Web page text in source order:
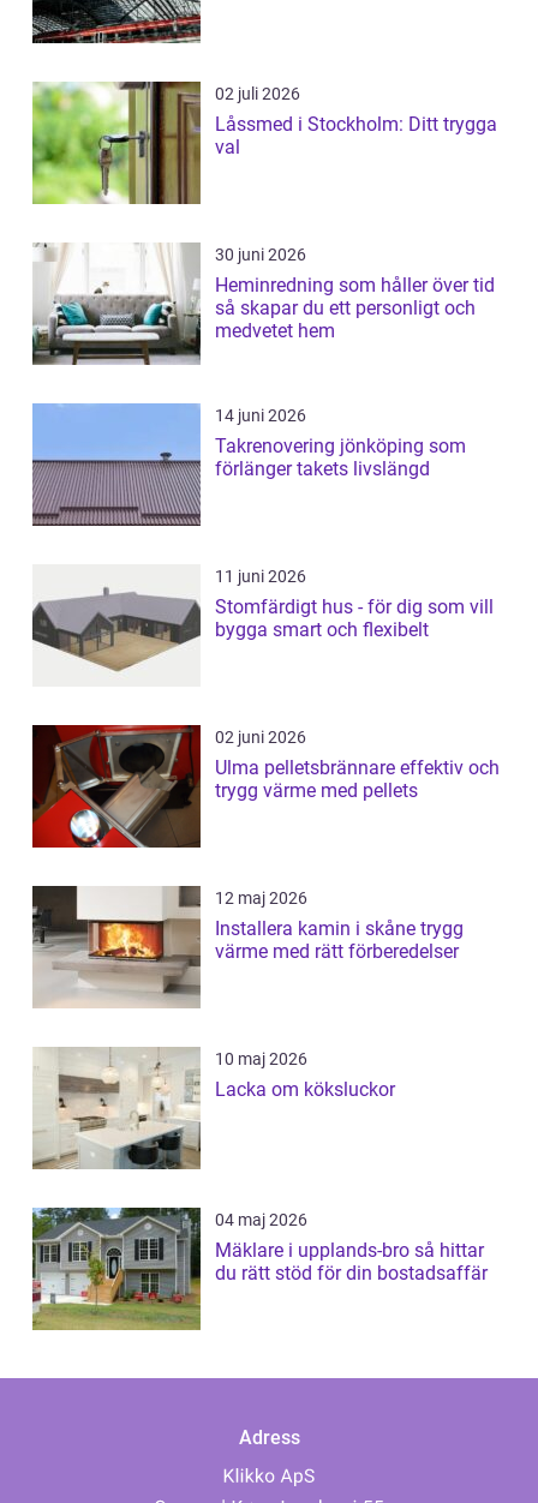
02 juli 2026
Låssmed i Stockholm: Ditt trygga
val
30 juni 2026
Heminredning som håller över tid
så skapar du ett personligt och
medvetet hem
14 juni 2026
Takrenovering jönköping som
förlänger takets livslängd
11 juni 2026
Stomfärdigt hus - för dig som vill
bygga smart och flexibelt
02 juni 2026
Ulma pelletsbrännare effektiv och
trygg värme med pellets
12 maj 2026
Installera kamin i skåne trygg
värme med rätt förberedelser
10 maj 2026
Lacka om köksluckor
04 maj 2026
Mäklare i upplands-bro så hittar
du rätt stöd för din bostadsaffär
Adress